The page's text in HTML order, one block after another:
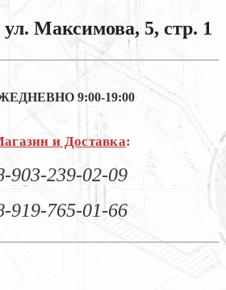
Максимова, 5, стр. 1
9:00-19:00
и Доставка:
903-239-02-09
919-765-01-66